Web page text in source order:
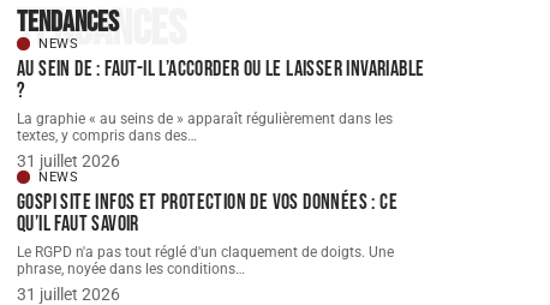
Tendances
Tendances
NEWS
Au sein de : faut-il l’accorder ou le laisser invariable
?
La graphie « au seins de » apparaît régulièrement dans les
textes, y compris dans des…
31 juillet 2026
NEWS
Gospi site infos et protection de vos données : ce
qu’il faut savoir
Le RGPD n'a pas tout réglé d'un claquement de doigts. Une
phrase, noyée dans les conditions…
31 juillet 2026